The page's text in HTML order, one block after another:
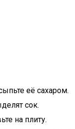
её сахаром.
сок.
на плиту.